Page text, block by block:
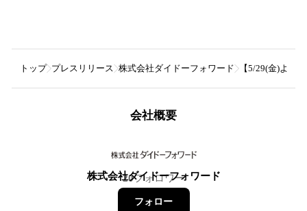
トップ プレスリリース 株式会社ダイドーフォワード 【5/29(金)より
会社概要
株式会社ダイドーフォワード
20フォロワー
フォロー